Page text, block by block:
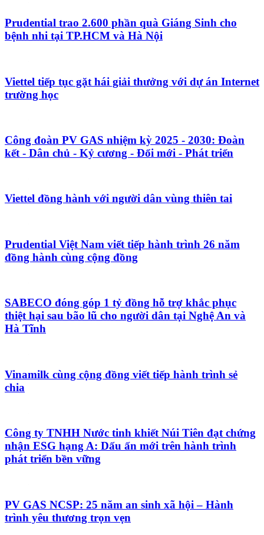
Prudential trao 2.600 phần quà Giáng Sinh cho
bệnh nhi tại TP.HCM và Hà Nội
Viettel tiếp tục gặt hái giải thưởng với dự án Internet
trường học
Công đoàn PV GAS nhiệm kỳ 2025 - 2030: Đoàn
kết - Dân chủ - Kỷ cương - Đổi mới - Phát triển
Viettel đồng hành với người dân vùng thiên tai
Prudential Việt Nam viết tiếp hành trình 26 năm
đồng hành cùng cộng đồng
SABECO đóng góp 1 tỷ đồng hỗ trợ khắc phục
thiệt hại sau bão lũ cho người dân tại Nghệ An và
Hà Tĩnh
Vinamilk cùng cộng đồng viết tiếp hành trình sẻ
chia
Công ty TNHH Nước tinh khiết Núi Tiên đạt chứng
nhận ESG hạng A: Dấu ấn mới trên hành trình
phát triển bền vững
PV GAS NCSP: 25 năm an sinh xã hội – Hành
trình yêu thương trọn vẹn